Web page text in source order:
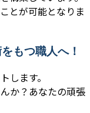
とが可能となりま
もつ職人へ！
します。
か？あなたの頑張